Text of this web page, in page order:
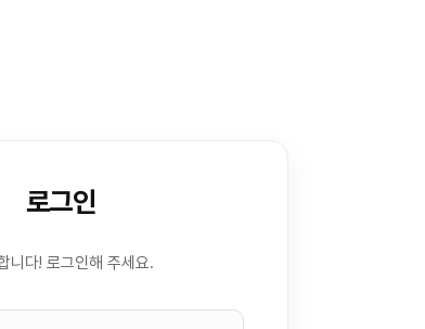
로그인
니다! 로그인해 주세요.